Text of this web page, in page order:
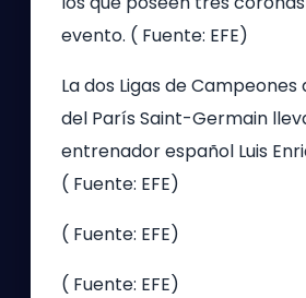
evento. ( Fuente: EFE)
La dos Ligas de
del París Saint-Germain
entrenador español Luis
( Fuente: EFE)
( Fuente: EFE)
( Fuente: EFE)